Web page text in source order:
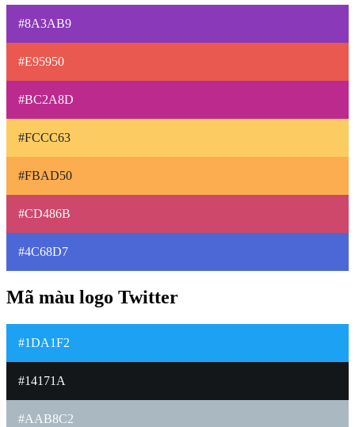
#8A3AB9
#E95950
#BC2A8D
#FCCC63
#FBAD50
#CD486B
#4C68D7
Mã màu logo Twitter
#1DA1F2
#14171A
#AAB8C2